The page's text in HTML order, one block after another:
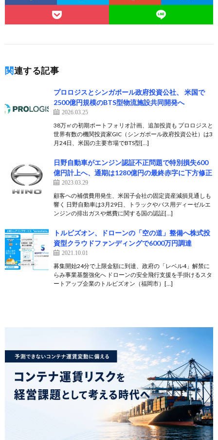
関連する記事
プロロジスとシンガポール政府投資公社、 米国で
2500億円規模のBTS型物流施設共同開発へ
2026.03.25
38万㎡の初期ポートフォリオ計画、追加投資も プロロジスと
世界有数の機関投資家GIC（シンガポール政府投資公社）は3
月24日、米国の主要市場でBTS型[…]
日野自動車がエンジン認証不正問題で特別損失600
億円計上へ、通期は1280億円の最終赤字に下方修正
2023.03.29
顧客への補償費用発生、米国子会社の固定資産減損見通しも
響く 日野自動車は3月29日、トラックやバス用ディーゼルエ
ンジンの排出ガスや燃費に関する国の認証[…]
トルビズオン、ドローンの「空の道」整備へ株式投
資型クラウドファンディングで6000万円調達
2021.10.01
募集開始24分で上限金額に到達、政府の「レベル4」解禁に
らみ事業基盤強化へ ドローンの安全飛行支援を手掛けるスタ
ートアップ企業のトルビズオン（福岡市）[…]